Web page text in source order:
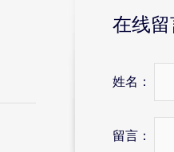
在线
姓名：
留言：